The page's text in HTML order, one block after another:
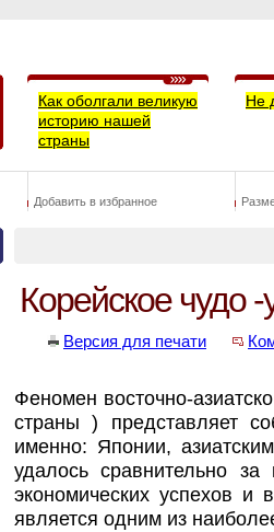
Как оболгали великую
историю нашей
страны
Не
Добавить в избранное
Корейское чудо
Версия для печати
Феномен восточно-
страны ) представляет
именно: Японии,
удалось сравнительно
экономических успехов
является одним из